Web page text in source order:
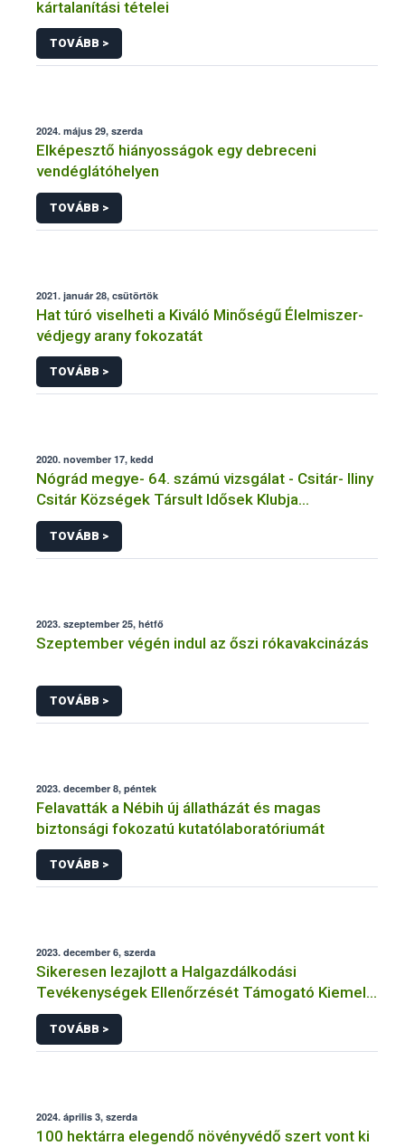
kártalanítási tételei
TOVÁBB >
2024. május 29, szerda
Elképesztő hiányosságok egy debreceni
vendéglátóhelyen
TOVÁBB >
2021. január 28, csütörtök
Hat túró viselheti a Kiváló Minőségű Élelmiszer-
védjegy arany fokozatát
TOVÁBB >
2020. november 17, kedd
Nógrád megye- 64. számú vizsgálat - Csitár- Iliny
Csitár Községek Társult Idősek Klubja
Főzőkonyha - Csitár
TOVÁBB >
2023. szeptember 25, hétfő
Szeptember végén indul az őszi rókavakcinázás
TOVÁBB >
2023. december 8, péntek
Felavatták a Nébih új állatházát és magas
biztonsági fokozatú kutatólaboratóriumát
TOVÁBB >
2023. december 6, szerda
Sikeresen lezajlott a Halgazdálkodási
Tevékenységek Ellenőrzését Támogató Kiemelt
Projekt
TOVÁBB >
2024. április 3, szerda
100 hektárra elegendő növényvédő szert vont ki